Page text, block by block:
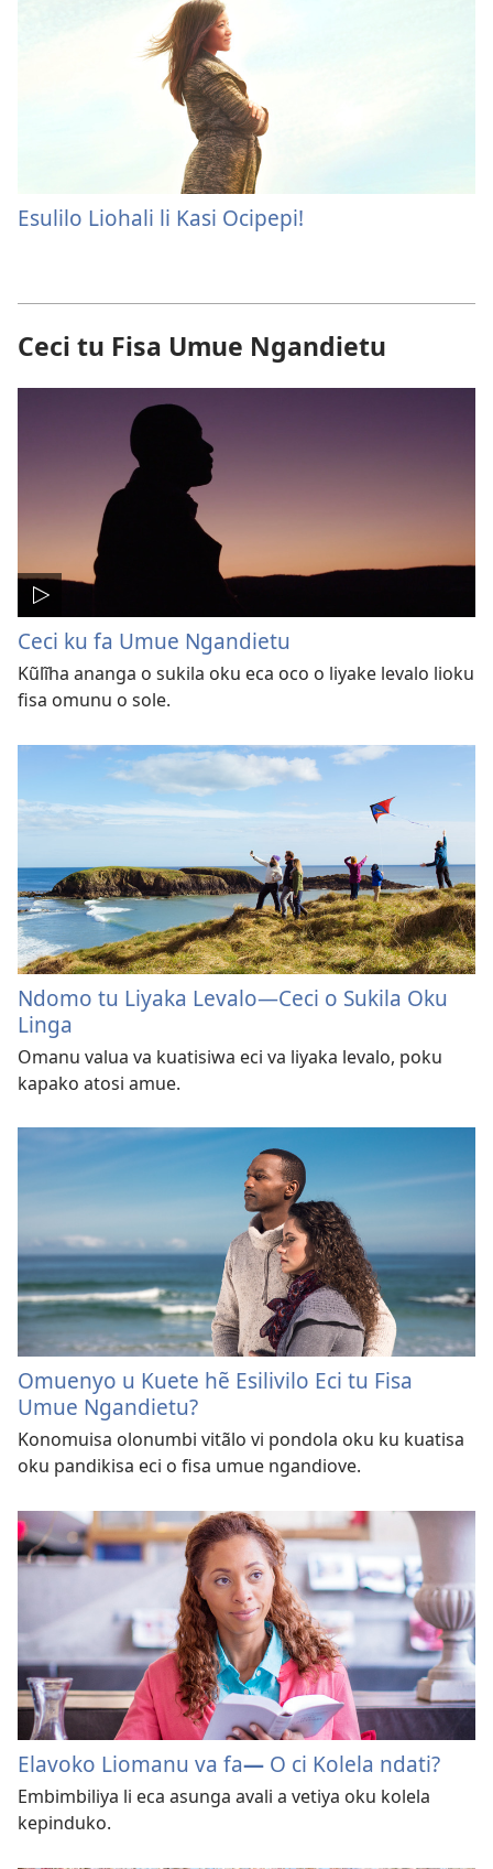
Esulilo Liohali li Kasi Ocipepi!
Ceci tu Fisa Umue Ngandietu
Ceci ku fa Umue Ngandietu
Kũlĩha ananga o sukila oku eca oco o liyake levalo lioku
fisa omunu o sole.
Ndomo tu Liyaka Levalo—Ceci o Sukila Oku
Linga
Omanu valua va kuatisiwa eci va liyaka levalo, poku
kapako atosi amue.
Omuenyo u Kuete hẽ Esilivilo Eci tu Fisa
Umue Ngandietu?
Konomuisa olonumbi vitãlo vi pondola oku ku kuatisa
oku pandikisa eci o fisa umue ngandiove.
Elavoko Liomanu va fa— O ci Kolela ndati?
Embimbiliya li eca asunga avali a vetiya oku kolela
kepinduko.